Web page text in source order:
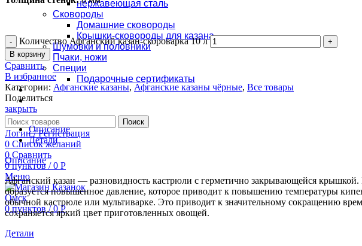
нержавеющая сталь
Сковороды
Домашние сковороды
Крышки-сковороды для казана
Шумовки и половники
Пчаки, ножи
Специи
Подарочные сертификаты
Оплата и доставка
Контакты
Поиск
Логин / Регистрация
0 Список желаний
0 Сравнить
0пунктов / 0 Р
Меню
0пунктов / 0Р
Количество Афганский казан-скороварка 10 л
В корзину
Сравнить
В избранное
Категории: Афганские казаны, Афганские казаны чёрные, Все товары
Поделиться
закрыть
Описание
Детали
Описание
Афганский казан — разновидность кастрюли с герметично закрывающейся
образуется повышенное давление, которое приводит к повышению температуры
обычной кастрюле или мультиварке. Это приводит к значительному сокращению
сохраняется яркий цвет приготовленных овощей.
Детали